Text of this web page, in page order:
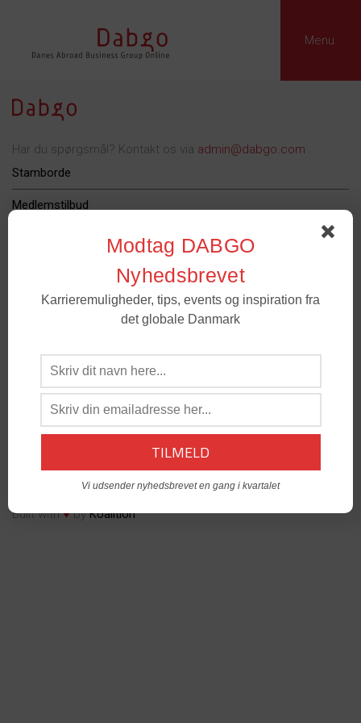
Menu
Har du spørgsmål? Kontakt os via admin@dabgo.com
Stamborde
Medlemstilbud
Dabgo Erhvervspris
Om Dabgo
Medlemmer- For spørgsmål til medlemskab og grupper. Email
admin@dabgo.com
Kontakt:
© Copyright DABGO 2025
Built with♥byKoalition
Modtag DABGO
Nyhedsbrevet
Karrieremuligheder, tips, events og inspiration fra
det globale Danmark
Vi udsender nyhedsbrevet en gang i kvartalet